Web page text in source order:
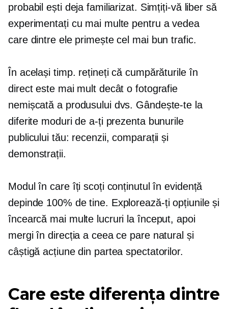
probabil ești deja familiarizat. Simțiți-vă liber să
experimentați cu mai multe pentru a vedea
care dintre ele primește cel mai bun trafic.
În același timp. rețineți că cumpărăturile în
direct este mai mult decât o fotografie
nemișcată a produsului dvs. Gândește-te la
diferite moduri de a-ți prezenta bunurile
publicului tău: recenzii, comparații și
demonstrații.
Modul în care îți scoți conținutul în evidență
depinde 100% de tine. Explorează-ți opțiunile și
încearcă mai multe lucruri la început, apoi
mergi în direcția a ceea ce pare natural și
câștigă acțiune din partea spectatorilor.
Care este diferența dintre